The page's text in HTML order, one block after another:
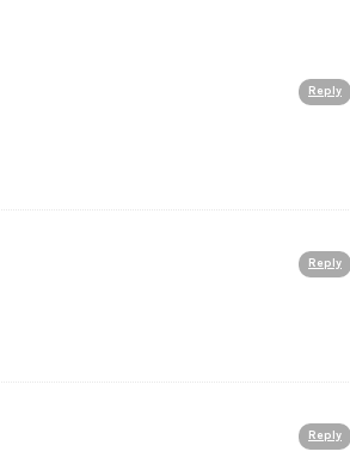
Reply
Reply
Reply